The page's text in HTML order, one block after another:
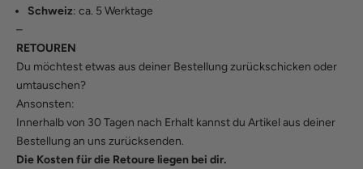
Schweiz: ca. 5 Werktage
–
RETOUREN
Du möchtest etwas aus deiner Bestellung zurückschicken oder
umtauschen?
Ansonsten:
Innerhalb von 30 Tagen nach Erhalt kannst du Artikel aus deiner
Bestellung an uns zurücksenden.
Die Kosten für die Retoure liegen bei dir.